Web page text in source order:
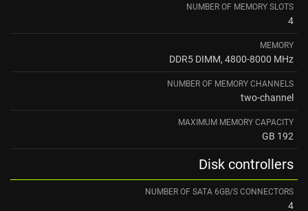
NUMBER OF MEMORY SLOTS
4
MEMORY
DDR5 DIMM, 4800-8000 MHz
NUMBER OF MEMORY CHANNELS
two-channel
MAXIMUM MEMORY CAPACITY
192 GB
Disk controllers
NUMBER OF SATA 6GB/S CONNECTORS
4